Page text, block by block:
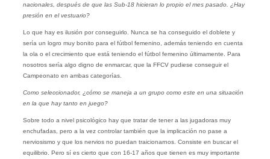
nacionales, después de que las Sub-18 hicieran lo propio el mes pasado. ¿Hay
presión en el vestuario?
Lo que hay es ilusión por conseguirlo. Nunca se ha conseguido el doblete y
sería un logro muy bonito para el fútbol femenino, además teniendo en cuenta
la ola o el crecimiento que está teniendo el fútbol femenino últimamente. Para
nosotros sería algo digno de enmarcar, que la FFCV pudiese conseguir el
Campeonato en ambas categorías.
Como seleccionador, ¿cómo se maneja a un grupo como este en una situación
en la que hay tanto en juego?
Sobre todo a nivel psicológico hay que tratar de tener a las jugadoras muy
enchufadas, pero a la vez controlar también que la implicación no pase a
nerviosismo y que los nervios no puedan traicionarnos. Consiste en buscar el
equilibrio. Pero sí es cierto que con 16-17 años que tienen es muy importante